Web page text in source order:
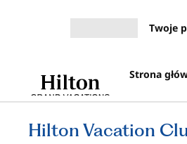
Twoje
Strona
Hilton Vacation